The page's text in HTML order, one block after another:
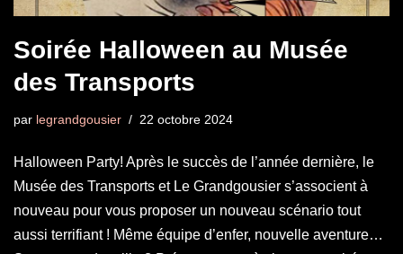
Soirée Halloween au Musée
des Transports
par legrandgousier 22 octobre 2024
Halloween Party! Après le succès de l’année dernière, le
Musée des Transports et Le Grandgousier s’associent à
nouveau pour vous proposer un nouveau scénario tout
aussi terrifiant ! Même équipe d’enfer, nouvelle aventure…